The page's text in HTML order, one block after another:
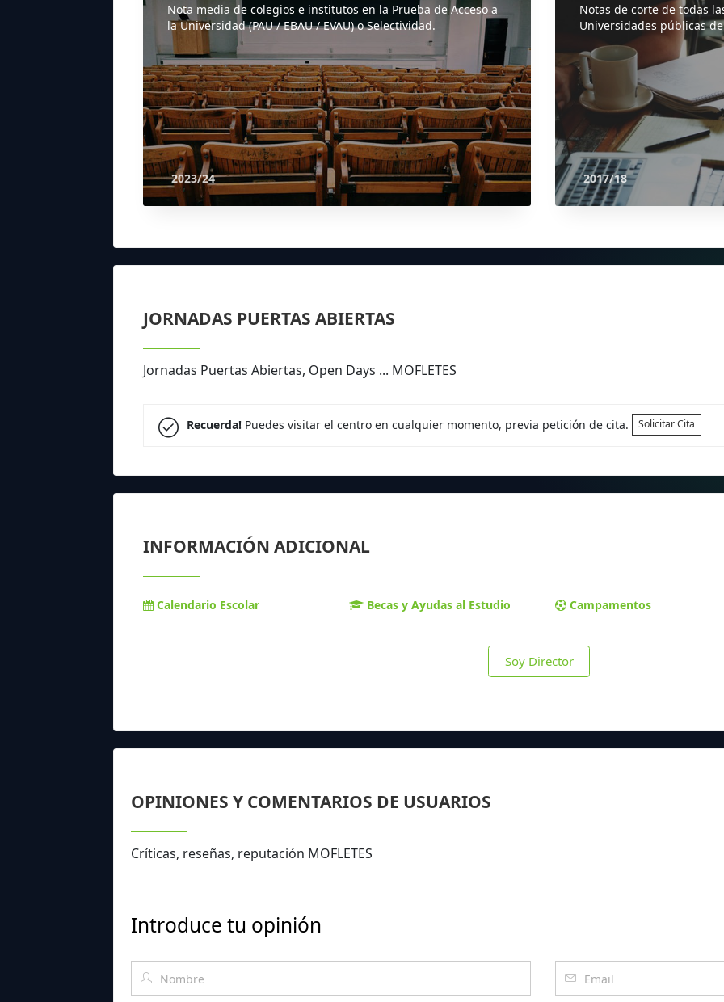
Nota media de colegios e institutos en la Prueba de Acceso a
la Universidad (PAU / EBAU / EVAU) o Selectividad.
2023/24
Notas de corte de todas
Universidades públicas
2017/18
JORNADAS PUERTAS ABIERTAS
Jornadas Puertas Abiertas, Open Days ... MOFLETES
Recuerda!Puedes visitar el centro en cualquier momento, previa petición de cita. Solicitar Cita
INFORMACIÓN ADICIONAL
Calendario Escolar Becas y Ayudas al Estudio Campamentos
Soy Director
OPINIONES Y COMENTARIOS DE USUARIOS
Críticas, reseñas, reputación MOFLETES
Introduce tu opinión